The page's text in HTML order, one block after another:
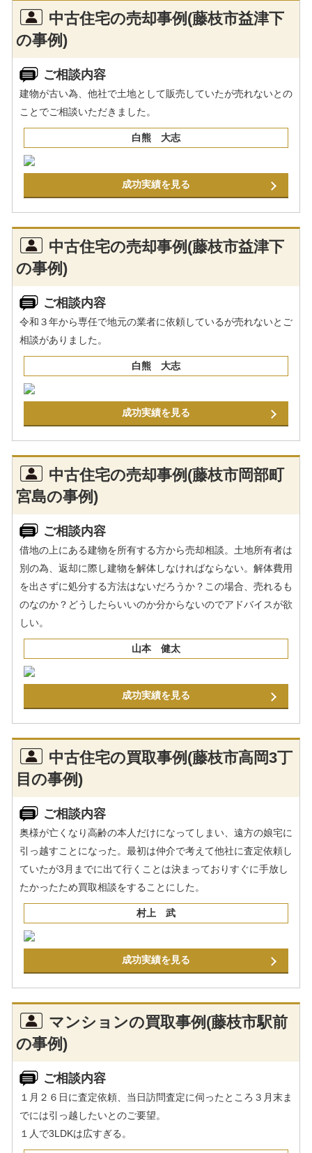
中古住宅の売却事例(藤枝市益津下
の事例)
ご相談内容
建物が古い為、他社で土地として販売していたが売れないとの
ことでご相談いただきました。
白熊 大志
成功実績を見る
中古住宅の売却事例(藤枝市益津下
の事例)
ご相談内容
令和３年から専任で地元の業者に依頼しているが売れないとご
相談がありました。
白熊 大志
成功実績を見る
中古住宅の売却事例(藤枝市岡部町
宮島の事例)
ご相談内容
借地の上にある建物を所有する方から売却相談。土地所有者は
別の為、返却に際し建物を解体しなければならない。解体費用
を出さずに処分する方法はないだろうか？この場合、売れるも
のなのか？どうしたらいいのか分からないのでアドバイスが欲
しい。
山本 健太
成功実績を見る
中古住宅の買取事例(藤枝市高岡3丁
目の事例)
ご相談内容
奥様が亡くなり高齢の本人だけになってしまい、遠方の娘宅に
引っ越すことになった。最初は仲介で考えて他社に査定依頼し
ていたが3月までに出て行くことは決まっておりすぐに手放し
たかったため買取相談をすることにした。
村上 武
成功実績を見る
マンションの買取事例(藤枝市駅前
の事例)
ご相談内容
１月２６日に査定依頼、当日訪問査定に伺ったところ３月末ま
でには引っ越したいとのご要望。
１人で3LDKは広すぎる。